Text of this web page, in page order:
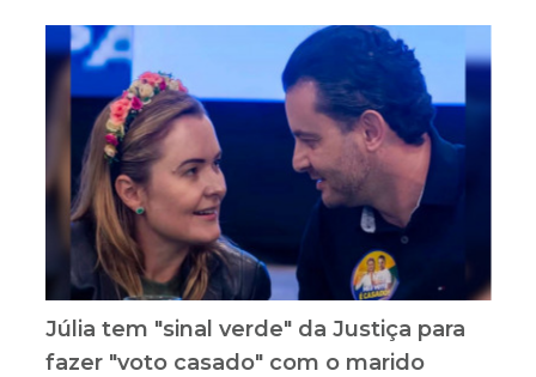
Júlia tem "sinal verde" da Justiça para
fazer "voto casado" com o marido